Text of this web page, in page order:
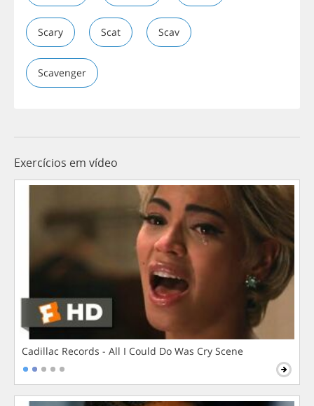
Scary Scat Scav
Scavenger
Exercícios em vídeo
Cadillac Records - All I Could Do Was Cry Scene